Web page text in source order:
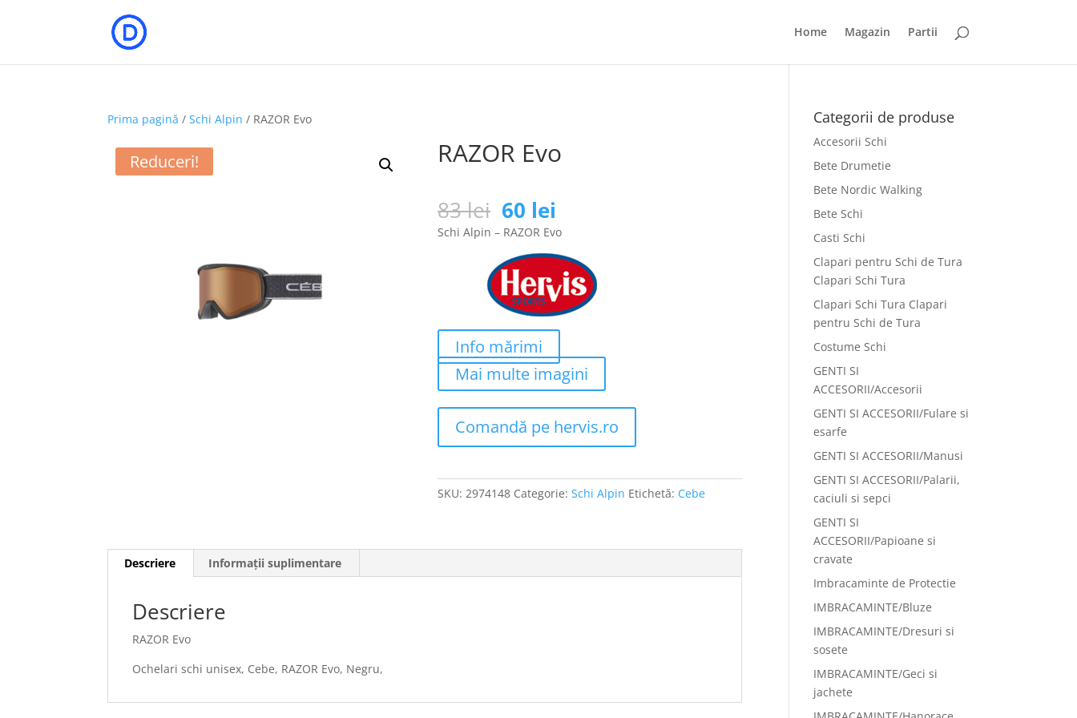
Home Magazin Partii
Prima pagină /Schi Alpin / RAZOR Evo
Reduceri! RAZOR Evo
83lei Prețul
inițial
a
fost:
83 lei.
60 lei
curent
este:
60 lei.
Schi Alpin – RAZOR Evo
Info mărimi
Mai multe imagini
Comandă pe hervis.ro
SKU:2974148 Categorie:Schi Alpin Etichetă: Cebe
Descriere Informații suplimentare
Descriere
RAZOR Evo
Ochelari schi unisex, Cebe, RAZOR Evo, Negru,
Categorii de produse
Accesorii Schi
Bete Drumetie
Bete Nordic Walking
Bete Schi
Casti Schi
Clapari pentru Schi de Tura
Clapari Schi Tura
Clapari Schi Tura Clapari
pentru Schi de Tura
Costume Schi
GENTI SI
ACCESORII/Accesorii
GENTI SI ACCESORII/Fulare si
esarfe
GENTI SI ACCESORII/Manusi
GENTI SI ACCESORII/Palarii,
caciuli si sepci
GENTI SI
ACCESORII/Papioane si
cravate
Imbracaminte de Protectie
IMBRACAMINTE/Bluze
IMBRACAMINTE/Dresuri si
sosete
IMBRACAMINTE/Geci si
jachete